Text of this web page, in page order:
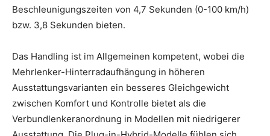
Beschleunigungszeiten von 4,7 Sekunden (0-100 km/h)
bzw. 3,8 Sekunden bieten.
Das Handling ist im Allgemeinen kompetent, wobei die
Mehrlenker-Hinterradaufhängung in höheren
Ausstattungsvarianten ein besseres Gleichgewicht
zwischen Komfort und Kontrolle bietet als die
Verbundlenkeranordnung in Modellen mit niedrigerer